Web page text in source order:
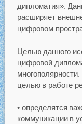
дипломатия».
расширяет
цифровом
Целью данного
цифровой
целью в работе
• определятся
коммуникации в